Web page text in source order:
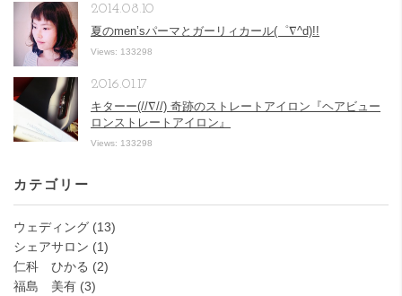
夏のmen’sパーマとガーリィカール(゜∇^d)!!
2014.08.10
Views: 133298
キターー(//∇//) 奇跡のストレートアイロン『ヘアビュー
ロンストレートアイロン』
2016.01.17
Views: 133298
カテゴリー
ウェディング (13)
シェアサロン (1)
仁科 ひかる (2)
福島 美有 (3)